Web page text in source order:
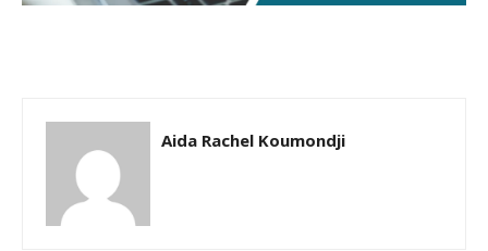
Aida Rachel Koumondji